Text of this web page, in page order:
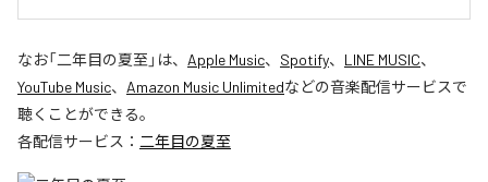
なお「二年目の夏至 」は、 Apple Music、 Spotify、 LINE MUSIC、
YouTube Music、 Amazon Music Unlimitedなどの音楽配信サービスで
聴くことができる。
各配信サービス： 二年目の夏至